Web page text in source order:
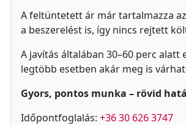
A feltüntetett ár már tartalmazza
a beszerelést is, így nincs rejtett
A javítás általában 30–60 perc alatt
legtöbb esetben akár meg is
Gyors, pontos munka – rövid
Időpontfoglalás: +36 30 626 3747